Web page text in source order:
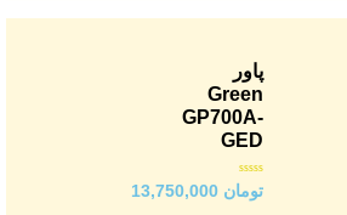
پاور
Green
GP700A-
GED
امتیاز
0
تومان